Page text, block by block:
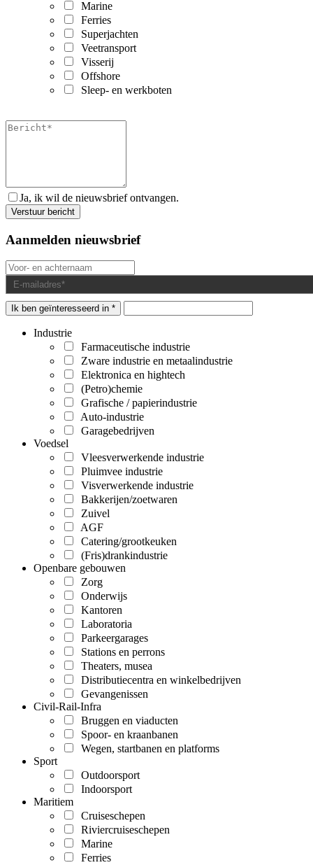
Marine
Ferries
Superjachten
Veetransport
Visserij
Offshore
Sleep- en werkboten
Ja, ik wil de nieuwsbrief ontvangen.
Aanmelden nieuwsbrief
Ik ben geïnteresseerd in *
Industrie
Farmaceutische industrie
Zware industrie en metaalindustrie
Elektronica en hightech
(Petro)chemie
Grafische / papierindustrie
Auto-industrie
Garagebedrijven
Voedsel
Vleesverwerkende industrie
Pluimvee industrie
Visverwerkende industrie
Bakkerijen/zoetwaren
Zuivel
AGF
Catering/grootkeuken
(Fris)drankindustrie
Openbare gebouwen
Zorg
Onderwijs
Kantoren
Laboratoria
Parkeergarages
Stations en perrons
Theaters, musea
Distributiecentra en winkelbedrijven
Gevangenissen
Civil-Rail-Infra
Bruggen en viaducten
Spoor- en kraanbanen
Wegen, startbanen en platforms
Sport
Outdoorsport
Indoorsport
Maritiem
Cruiseschepen
Riviercruiseschepen
Marine
Ferries